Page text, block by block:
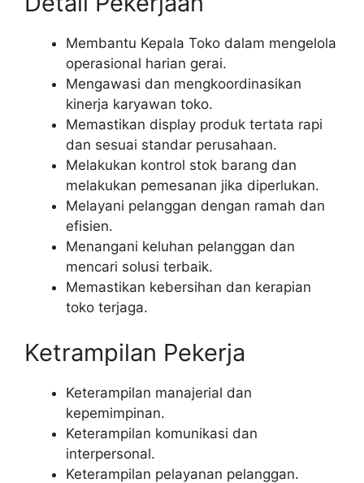
Membantu Kepala Toko dalam mengelola
operasional harian gerai.
Mengawasi dan mengkoordinasikan
kinerja karyawan toko.
Memastikan display produk tertata rapi
dan sesuai standar perusahaan.
Melakukan kontrol stok barang dan
melakukan pemesanan jika diperlukan.
Melayani pelanggan dengan ramah dan
efisien.
Menangani keluhan pelanggan dan
mencari solusi terbaik.
Memastikan kebersihan dan kerapian
toko terjaga.
Ketrampilan Pekerja
Keterampilan manajerial dan
kepemimpinan.
Keterampilan komunikasi dan
interpersonal.
Keterampilan pelayanan pelanggan.